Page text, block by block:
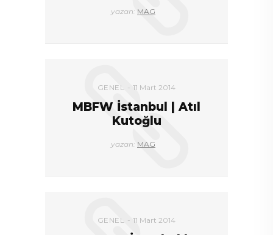
yazan: MAG
GENEL 11 Mart 2014
MBFW İstanbul | Atıl
Kutoğlu
yazan: MAG
GENEL 11 Mart 2014